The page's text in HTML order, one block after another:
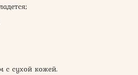
с сухой кожей.